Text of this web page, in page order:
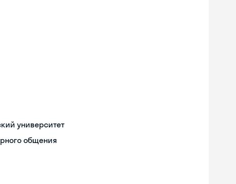
университет
общения